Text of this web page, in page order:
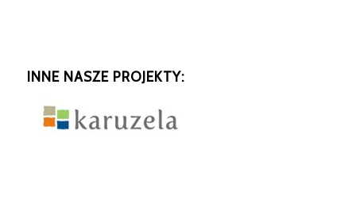
INNE NASZE PROJEKTY: